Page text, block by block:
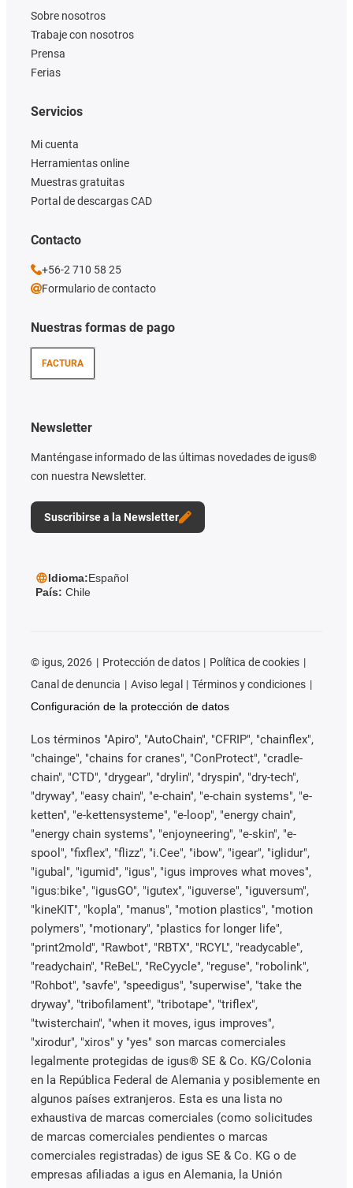
Sobre nosotros
Trabaje con nosotros
Prensa
Ferias
Nuestras formas de pago
FACTURA
Servicios
Mi cuenta
Herramientas online
Muestras gratuitas
Portal de descargas CAD
Newsletter
Manténgase informado de las últimas novedades de igus®
con nuestra Newsletter.
Suscribirse a la Newsletter
Contacto
+56-2 710 58 25
Formulario de contacto
Idioma:Español
País: Chile
© igus, 2026 Protección de datos
Política de cookies
Canal de denuncia
Aviso legal
Términos y condiciones
Configuración de la protección de datos
Los términos "Apiro", "AutoChain", "CFRIP", "chainflex",
"chainge", "chains for cranes", "ConProtect", "cradle-
chain", "CTD", "drygear", "drylin", "dryspin", "dry-tech",
"dryway", "easy chain", "e-chain", "e-chain systems", "e-
ketten", "e-kettensysteme", "e-loop", "energy chain",
"energy chain systems", "enjoyneering", "e-skin", "e-
spool", "fixflex", "flizz", "i.Cee", "ibow", "igear", "iglidur",
"igubal", "igumid", "igus", "igus improves what moves",
"igus:bike", "igusGO", "igutex", "iguverse", "iguversum",
"kineKIT", "kopla", "manus", "motion plastics", "motion
polymers", "motionary", "plastics for longer life",
"print2mold", "Rawbot", "RBTX", "RCYL", "readycable",
"readychain", "ReBeL", "ReCyycle", "reguse", "robolink",
"Rohbot", "savfe", "speedigus", "superwise", "take the
dryway", "tribofilament", "tribotape", "triflex",
"twisterchain", "when it moves, igus improves",
"xirodur", "xiros" y "yes" son marcas comerciales
legalmente protegidas de igus® SE & Co. KG/Colonia
en la República Federal de Alemania y posiblemente en
algunos países extranjeros. Esta es una lista no
exhaustiva de marcas comerciales (como solicitudes
de marcas comerciales pendientes o marcas
comerciales registradas) de igus SE & Co. KG o de
empresas afiliadas a igus en Alemania, la Unión